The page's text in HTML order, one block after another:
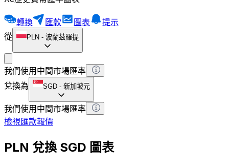
轉換 匯款 圖表
提示
從
PLN - 波蘭茲羅提
我們使用中間市場匯率
兌換為
SGD - 新加坡元
我們使用中間市場匯率
檢視匯款報價
PLN 兌換 SGD 圖表